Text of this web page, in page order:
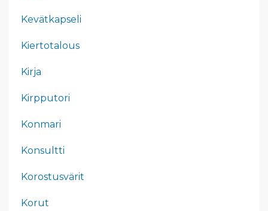
Kevätkapseli
Kiertotalous
Kirja
Kirpputori
Konmari
Konsultti
Korostusvärit
Korut